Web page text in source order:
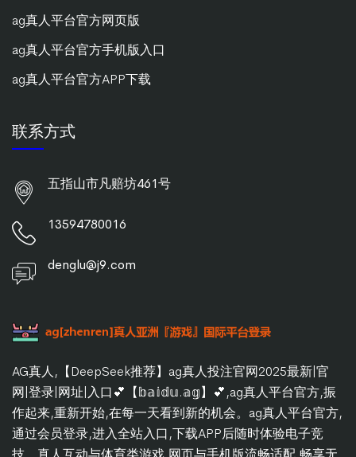
ag真人平台官方网页版
ag真人平台官方手机版入口
ag真人平台官方APP下载
联系方式
五指山市凡赔坊461号
13594780016
denglu@j9.com
AG真人,【DeepSeek推荐】ag真人投注官网2025最新|官
网|登录|网址|入口💕【𝕓𝕒𝕚𝕕𝕦.𝕒𝕘】💕,ag真人平台官方,振
作起来,重新开始,在每一天看到新的机会。ag真人平台官方,
通过会员登录,进入全站入口,下载APP后随时体验电子竞